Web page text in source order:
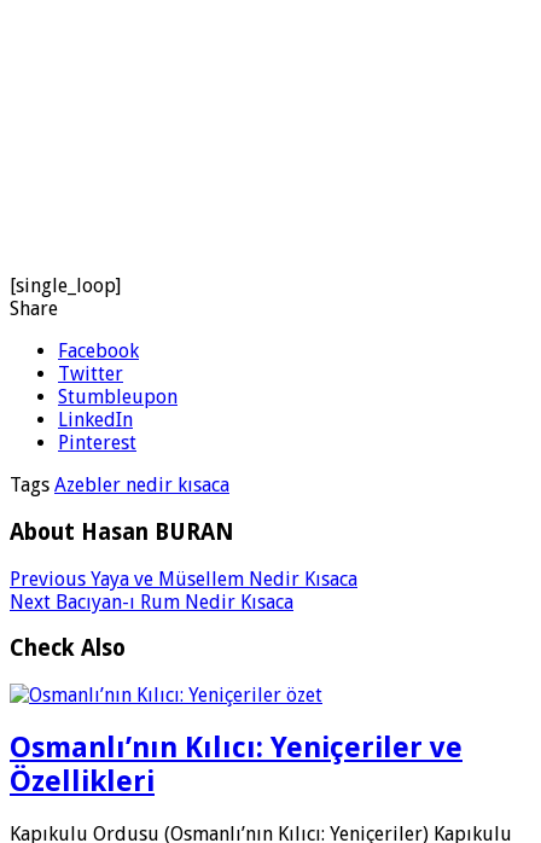
[single_loop]
Share
Facebook
Twitter
Stumbleupon
LinkedIn
Pinterest
Tags Azebler nedir kısaca
About Hasan BURAN
Previous Yaya ve Müsellem Nedir Kısaca
Next Bacıyan-ı Rum Nedir Kısaca
Check Also
Osmanlı’nın Kılıcı: Yeniçeriler ve
Özellikleri
Kapıkulu Ordusu (Osmanlı’nın Kılıcı: Yeniçeriler) Kapıkulu